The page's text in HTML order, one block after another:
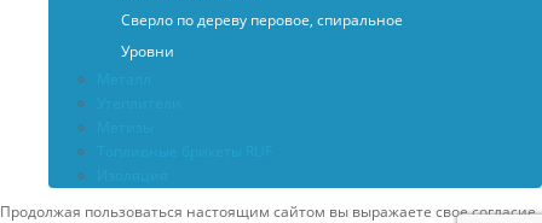
Сверло по дереву перовое, спиральное
Уровни
Продолжая пользоваться настоящим сайтом вы выражаете свое согласие